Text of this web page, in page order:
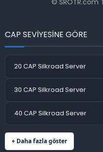
© SROTR.com
CAP SEVİYESİNE GÖRE
20 CAP Silkroad Server
30 CAP Silkroad Server
40 CAP Silkroad Server
+ Daha fazla göster